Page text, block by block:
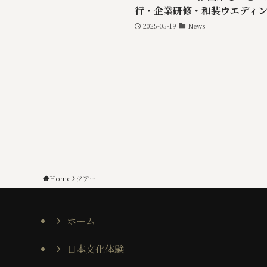
行・企業研修・和装ウエディ
2025-05-19 News
Home ツアー
ホーム
日本文化体験